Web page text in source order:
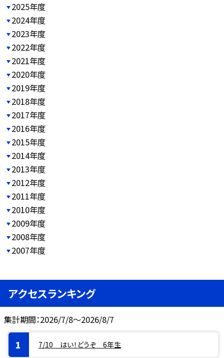
2025年度
2024年度
2023年度
2022年度
2021年度
2020年度
2019年度
2018年度
2017年度
2016年度
2015年度
2014年度
2013年度
2012年度
2011年度
2010年度
2009年度
2008年度
2007年度
アクセスランキング
集計期間：2026/7/8～2026/8/7
7/10 はい！どうぞ 6年生